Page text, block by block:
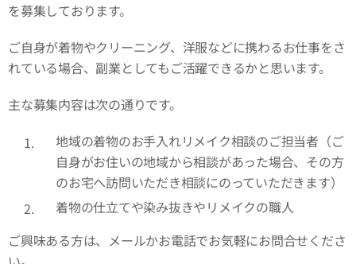
を募集しております。
ご自身が着物やクリーニング、洋服などに携わるお仕事をさ
れている場合、副業としてもご活躍できるかと思います。
主な募集内容は次の通りです。
地域の着物のお手入れリメイク相談のご担当者（ご
自身がお住いの地域から相談があった場合、その方
のお宅へ訪問いただき相談にのっていただきます）
着物の仕立てや染み抜きやリメイクの職人
ご興味ある方は、メールかお電話でお気軽にお問合せくださ